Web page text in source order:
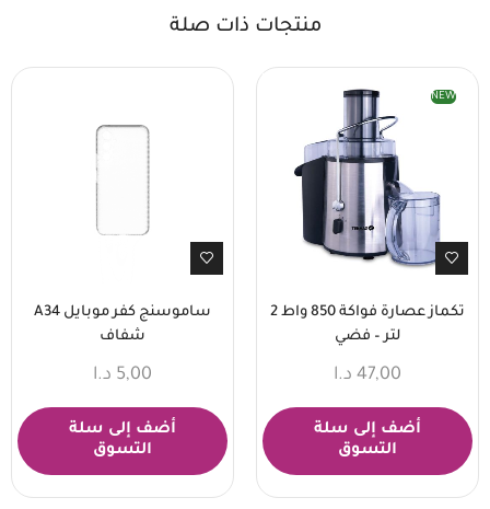
منتجات ذات صلة
NEW
تكماز عصارة فواكة 850 واط 2
لتر – فضي
47,00 د.ا
أضف إلى سلة
التسوق
ساموسنج كفر موبايل A34
شفاف
5,00 د.ا
أضف إلى سلة
التسوق